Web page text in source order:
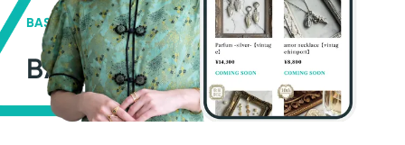
BASEの強み
BASEが強い3つの理由